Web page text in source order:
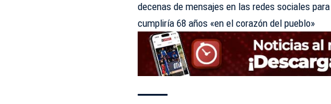
decenas de mensajes en las redes sociales
cumpliría 68 años «en el corazón del pueblo»